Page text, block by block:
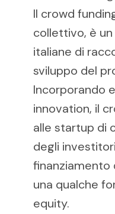
Il crowd
collettivo, è
italiane di
sviluppo del
Incorporando
innovation, il
alle startup di
degli
finanziamento
una qualche
equity.